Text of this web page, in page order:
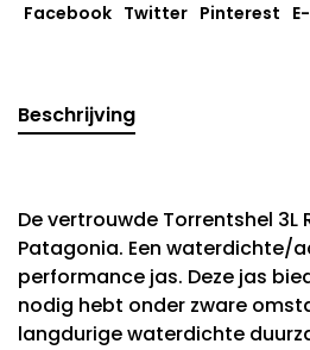
Facebook Twitter Pinterest
Beschrijving
De vertrouwde Torrentshel 3L
Patagonia. Een waterdichte/
performance jas. Deze jas
nodig hebt onder zware
langdurige waterdichte